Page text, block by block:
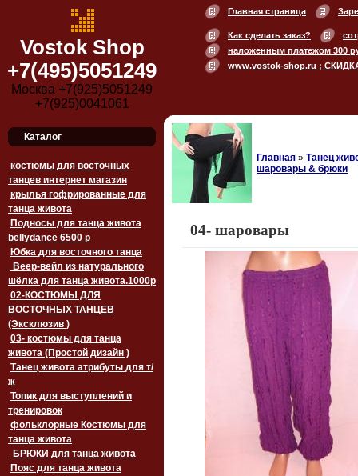
Vostok Shop
+7(495)5051249
Москва +7(925)5051249
+7(925)0041061
Главная страница
Как сделать заказ?
наложенным платежом 300
www.vostok-shop.ru ;
Каталог
костюмы для восточных
танцев интернет магазин
крылья гофрированные для
танца живота
Подносы для танца живота
bellydance 6500 p
Юбка для восточного танца
Веер-вейл из натурального
шёлка для танца живота.1000p
02-КОСТЮМЫ ДЛЯ
ВОСТОЧНЫХ ТАНЦЕВ
(Эксклюзив )
03- костюмы для танца
живота (Простой дизайн )
Танец живота атрибуты для т/
ж
Топик для выступлений и
тренировок
фольклорные Костюмы для
танца живота
БРЮКИ для танца живота
Пояс для танца живота
Главная » Танец
шаровары & брюки
04- шаровары